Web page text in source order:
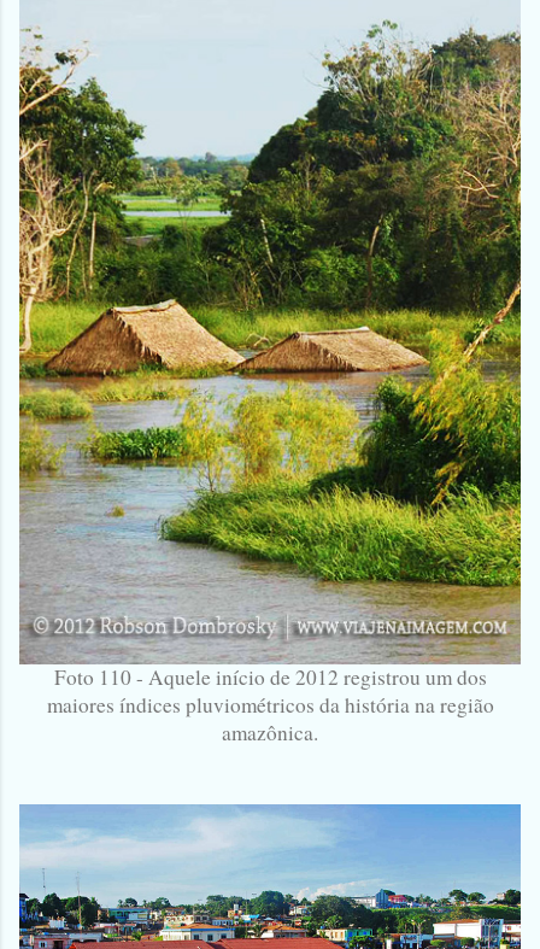
Foto 110 - Aquele início de 2012 registrou um dos
maiores índices pluviométricos da história na região
amazônica.